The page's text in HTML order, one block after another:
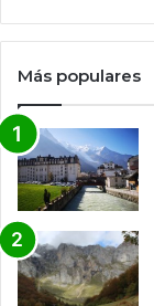
Más populares